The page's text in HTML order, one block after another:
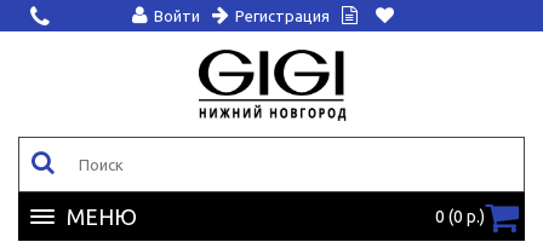
Войти Регистрация
МЕНЮ 0 (0 р.)